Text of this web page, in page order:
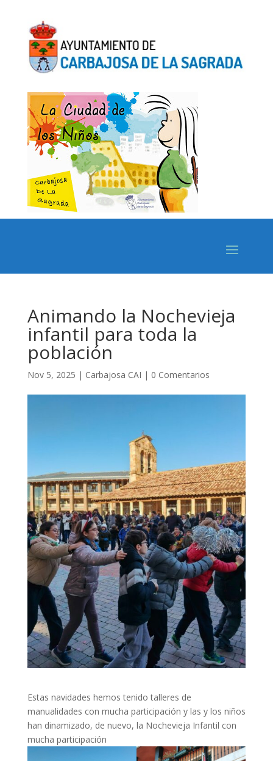
Animando la Nochevieja
infantil para toda la
población
Nov 5, 2025 | Carbajosa CAI | 0 Comentarios
Estas navidades hemos tenido talleres de
manualidades con mucha participación y las y los niños
han dinamizado, de nuevo, la Nochevieja Infantil con
mucha participación